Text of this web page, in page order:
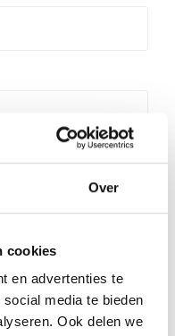
Over
cookies
en advertenties te
media te bieden
Ook delen we
(artiestennaam,